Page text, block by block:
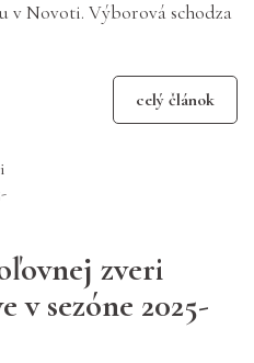
v Novoti. Výborová schodza
celý článok
zveri
v sezóne 2025-